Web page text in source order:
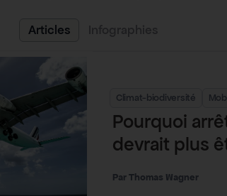
Articles
Climat-biodiversité
Pourquoi
devrait plus
Thomas Wagner